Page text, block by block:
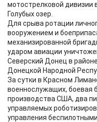
мотострелковой дивизии
Голубых озер.
Для срыва ротации
вооружением и
механизированной
ударом авиации
Северский Донец в
Донецкой Народной
За сутки в Красном
военнослужащих, боевая
производства США, два
управляемых
управления